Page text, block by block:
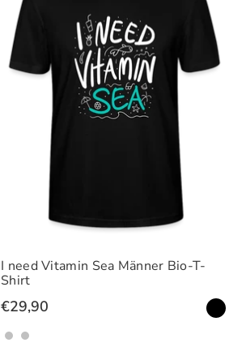
I need Vitamin Sea Männer Bio-T-
Shirt
€29,90